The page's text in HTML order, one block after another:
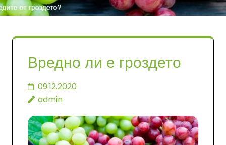
Вредно ли е гроздето
09.12.2020
admin